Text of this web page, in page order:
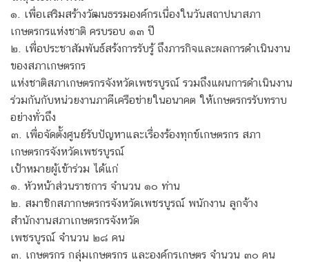
๑. เพื่อเสริมสร้างวัฒนธรรมองค์กรเนื่องในวันสถาปนาสภา
เกษตรกรแห่งชาติ ครบรอบ ๑๓ ปี
๒. เพื่อประชาสัมพันธ์สร้งการรับรู้ ถึงภารกิจและผลการดำเนินงาน
ของสภาเกษตรกร
แห่งชาติสภาเกษตรกรจังหวัดเพชรบูรณ์ รวมถึงแผนการดำเนินงาน
ร่วมกันกับหน่วยงานภาคีเครือข่ายในอนาคต ให้เกษตรกรรับทราบ
อย่างทั่วถึง
๓. เพื่อจัดตั้งศูนย์รับปัญหาและเรื่องร้องทุกข์เกษตรกร สภา
เกษตรกรจังหวัดเพชรบูรณ์
เป้าหมายผู้เข้าร่วม ได้แก่
๑. หัวหน้าส่วนราชการ จำนวน ๑๐ ท่าน
๒. สมาชิกสภากษตรกรจังหวัดเพชรบูรณ์ พนักงาน ลูกจ้าง
สำนักงานสภาเกษตรกรจังหวัด
เพชรบูรณ์ จำนวน ๒๘ คน
๓. เกษตรกร กลุ่มเกษตรกร และองค์กรเกษตร จำนวน ๓๐ คน